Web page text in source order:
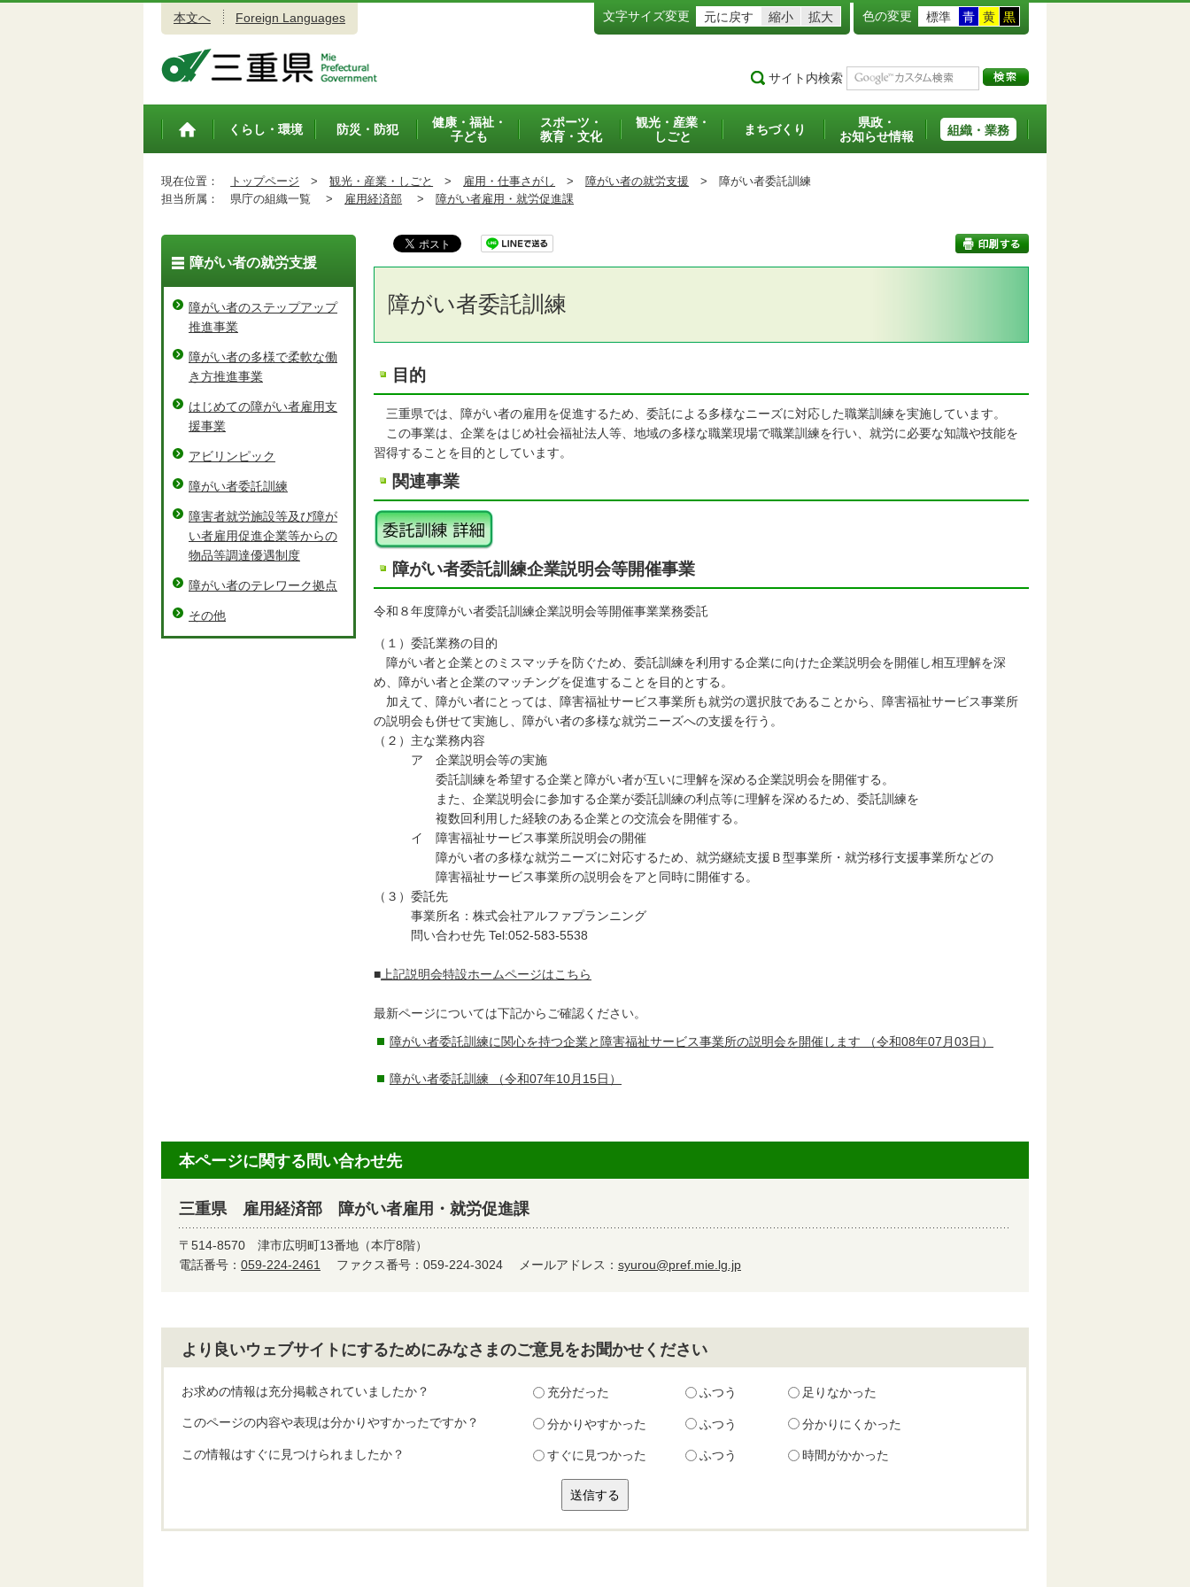
本文へ Foreign Languages 文字サイズ変更 元に戻す 縮小 拡大 色の変更 標準 青 黄 黒
サイト内検索
トップペ
くらし・環境 防災・防犯
健康・福祉・
子ども
スポーツ・
教育・文化
観光・産業・
しごと
まちづくり
県政・
お知らせ情報
組織・業務
現在位置： トップページ > 観光・産業・しごと > 雇用・仕事さがし > 障がい者の就労支援 > 障がい者委託訓練
担当所属：
県庁の組織一覧 > 雇用経済部 > 障がい者雇用・就労促進課
障がい者委託訓練
目的
三重県では、障がい者の雇用を促進するため、委託による多様なニーズに対応した職業訓練を実施しています。
この事業は、企業をはじめ社会福祉法人等、地域の多様な職業現場で職業訓練を行い、就労に必要な知識や技能を
習得することを目的としています。
関連事業
障がい者委託訓練企業説明会等開催事業
令和８年度障がい者委託訓練企業説明会等開催事業業務委託
（１）委託業務の目的
障がい者と企業とのミスマッチを防ぐため、委託訓練を利用する企業に向けた企業説明会を開催し相互理解を深
め、障がい者と企業のマッチングを促進することを目的とする。
加えて、障がい者にとっては、障害福祉サービス事業所も就労の選択肢であることから、障害福祉サービス事業所
の説明会も併せて実施し、障がい者の多様な就労ニーズへの支援を行う。
（２）主な業務内容
ア 企業説明会等の実施
委託訓練を希望する企業と障がい者が互いに理解を深める企業説明会を開催する。
また、企業説明会に参加する企業が委託訓練の利点等に理解を深めるため、委託訓練を
複数回利用した経験のある企業との交流会を開催する。
イ 障害福祉サービス事業所説明会の開催
障がい者の多様な就労ニーズに対応するため、就労継続支援Ｂ型事業所・就労移行支援事業所などの
障害福祉サービス事業所の説明会をアと同時に開催する。
（３）委託先
事業所名：株式会社アルファプランニング
問い合わせ先 Tel:052-583-5538
■ 上記説明会特設ホームページはこちら
最新ページについては下記からご確認ください。
障がい者委託訓練に関心を持つ企業と障害福祉サービス事業所の説明会を開催します （令和08年07月03日）
障がい者委託訓練 （令和07年10月15日）
障がい者の就労支援
障がい者のステップアップ
推進事業
障がい者の多様で柔軟な働
き方推進事業
はじめての障がい者雇用支
援事業
アビリンピック
障がい者委託訓練
障害者就労施設等及び障が
い者雇用促進企業等からの
物品等調達優遇制度
障がい者のテレワーク拠点
その他
本ページに関する問い合わせ先
三重県 雇用経済部 障がい者雇用・就労促進課
〒514-8570 津市広明町13番地（本庁8階）
電話番号： 059-224-2461 ファクス番号：059-224-3024 メールアドレス： syurou@pref.mie.lg.jp
より良いウェブサイトにするためにみなさまのご意見をお聞かせください
お求めの情報は充分掲載されていましたか？ 充分だった ふつう 足りなかった
このページの内容や表現は分かりやすかったですか？ 分かりやすかった ふつう 分かりにくかった
この情報はすぐに見つけられましたか？ すぐに見つかった ふつう 時間がかかった